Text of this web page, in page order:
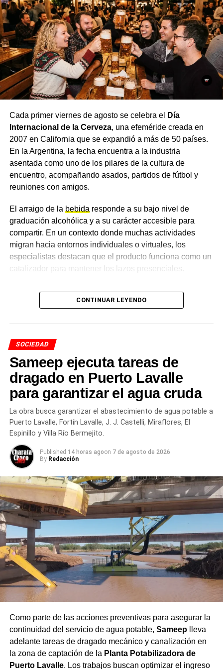
único e irremplazable. Desde la institución remarcaron
que la leche materna no solo alimenta, sino que protege,
fortalece el vínculo entre mamá y bebé y aporta
beneficios para todo el binomio, para un comienzo
saludable de la vida.
El hospital invitó a seguir sumando acciones que
sostengan la lactancia, ya que consideran que apoyarla
es una responsabilidad de toda la comunidad.
Másnoticias de CharataenCharataChaco.Net.
Cada primer viernes de agosto se celebra el
Día
Internacional de la Cerveza, una efeméride creada en
2007 en California que se expandió a más de 50 países.
En la Argentina, la fecha encuentra a la industria
asentada como uno de los pilares de la cultura de
encuentro, acompañando asados, partidos de fútbol y
reuniones con amigos.
El arraigo de la bebida responde a su bajo nivel de
graduación alcohólica y a su carácter accesible para
compartir. En un contexto donde muchas actividades
migran hacia entornos individuales o virtuales, los
especialistas destacan que el producto funciona como un
catalizador para mantener los lazos presenciales.
Cambios en las preferencias y
Durante los últimos años, el perfil del consumidor
argentino atravesó una transformación visible. Si bien las
variedades tradicionales rubias sostienen el mayor
volumen de ventas, se consolidó la búsqueda de nuevos
estilos artesanales, combinaciones gastronómicas y
alternativas de menor graduación.
Entre las tendencias de
mercado sobresalen los
siguientes aspectos:
Crecimiento del segmento sin alcohol: Las
variantes 0.0% ganaron terreno entre consumidores
que buscan balancear hidratación o conducir sin
riesgos sin abandonar el ritual social.
Mapeo de maridajes: La cerveza amplió su
presencia en la gastronomía formal, combinándose
con carnes a las brasas, pastas e incluso postres.
Canales de compra directos: Las plataformas de
la demanda, especialmente durante eventos
deportivos de gran escala.
Secretos para servirla y
CONTINUAR LEYENDO
SOCIEDAD
Sameep ejecuta tareas de
dragado en Puerto Lavalle
para garantizar el agua cruda
La obra busca garantizar el abastecimiento de agua potable a
Puerto Lavalle, Fortín Lavalle, J. J. Castelli, Miraflores, El
Espinillo y Villa Río Bermejito.
Published 14 horas agoon 7 de agosto de 2026
By Redacción
Como parte de las acciones preventivas para asegurar la
continuidad del servicio de agua potable, Sameeplleva
adelante tareas de dragado mecánico y canalización en
la zona de captación de la Planta Potabilizadora de
Puerto Lavalle. Los trabajos buscan optimizar el ingreso